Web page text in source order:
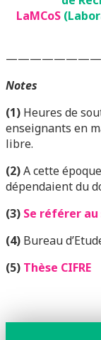
LaMCoS
Notes
(1) Heures de
enseignants en
libre.
(2)A cette
dépendaient du
(3) Se référer
(4) Bureau
(5) Thèse CIFRE